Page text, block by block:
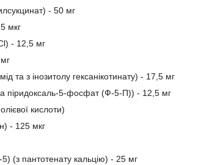
- 50 мг
мкг
- 12,5 мг
та з інозитолу гексанікотинату) - 17,5 мг
піридоксаль-5-фосфат (Ф-5-П)) - 12,5 мг
кислоти)
- 125 мкг
(з пантотенату кальцію) - 25 мг